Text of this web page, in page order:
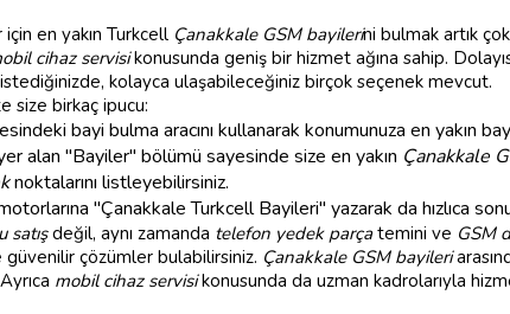
en yakın Turkcell Çanakkale GSM bayilerini bulmak artık
cihaz servisikonusunda geniş bir hizmet ağına sahip.
kolayca ulaşabileceğiniz birçok seçenek mevcut.
size birkaç ipucu:
bayi bulma aracını kullanarak konumunuza en yakın
alan "Bayiler" bölümü sayesinde size en yakın Çanakkale
noktalarını listleyebilirsiniz.
"Çanakkale Turkcell Bayileri" yazarak da hızlıca
satışdeğil, aynı zamanda telefon yedek parçatemini ve GSM
güvenilir çözümler bulabilirsiniz. Çanakkale GSM bayileri
mobil cihaz servisikonusunda da uzman kadrolarıyla